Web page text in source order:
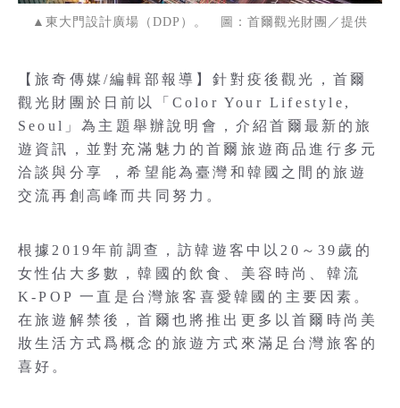
▲東大門設計廣場（DDP）。 圖：首爾觀光財團／提供
【旅奇傳媒/編輯部報導】針對疫後觀光，首爾
觀光財團於日前以「Color Your Lifestyle,
Seoul」為主題舉辦說明會，介紹首爾最新的旅
遊資訊，並對充滿魅力的首爾旅遊商品進行多元
洽談與分享 ，希望能為臺灣和韓國之間的旅遊
交流再創高峰而共同努力。
根據2019年前調查，訪韓遊客中以20～39歲的
女性佔大多數，韓國的飲食、美容時尚、韓流
K-POP 一直是台灣旅客喜愛韓國的主要因素。
在旅遊解禁後，首爾也將推出更多以首爾時尚美
妝生活方式爲概念的旅遊方式來滿足台灣旅客的
喜好。